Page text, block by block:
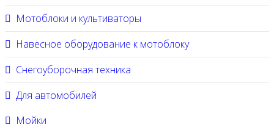
Мотоблоки и культиваторы
Навесное оборудование к мотоблоку
Снегоуборочная техника
Для автомобилей
Мойки